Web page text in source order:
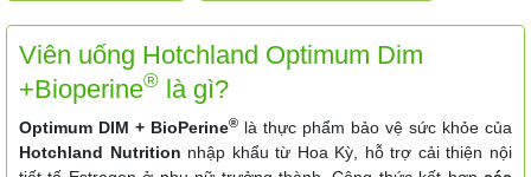
Viên uống Hotchland Optimum Dim
+Bioperine® là gì?
Optimum DIM + BioPerine® là thực phẩm bảo vệ sức khỏe của
Hotchland Nutrition nhập khẩu từ Hoa Kỳ, hỗ trợ cải thiện nội